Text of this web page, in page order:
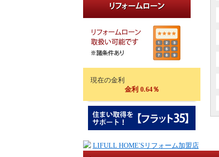
現在の金利
金利 0.64％